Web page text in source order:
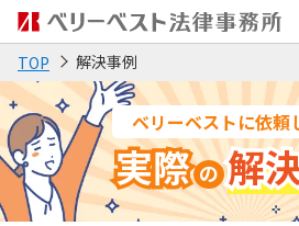
TOP 解決事例
ベリーベストに依頼
実際 の 解